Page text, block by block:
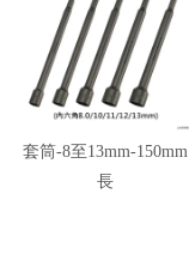
套筒-8至13mm-150mm
長